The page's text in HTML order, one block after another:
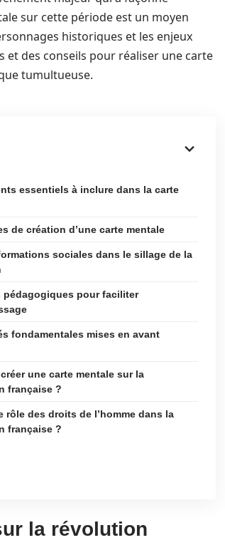
sur cette période est un moyen
historiques et les enjeux
et des conseils pour réaliser une carte
tumultueuse.
essentiels à inclure dans la carte
de création d’une carte mentale
sociales dans le sillage de la
pédagogiques pour faciliter
fondamentales mises en avant
une carte mentale sur la
française ?
rôle des droits de l’homme dans la
française ?
la révolution